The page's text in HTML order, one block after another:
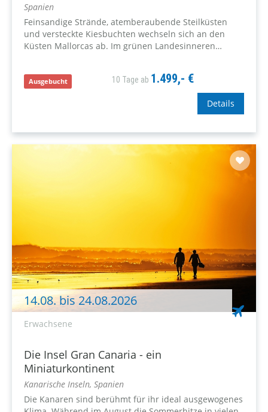
Spanien
Feinsandige Strände, atemberaubende Steilküsten
und versteckte Kiesbuchten wechseln sich an den
Küsten Mallorcas ab. Im grünen Landesinneren
Langeweile kommt hier garantiert nicht auf!
Ausgebucht 10 Tage ab 1.499,- €
Details
14.08. bis 24.08.2026
Erwachsene
Die Insel Gran Canaria - ein
Miniaturkontinent
Kanarische Inseln, Spanien
Die Kanaren sind berühmt für ihr ideal ausgewogenes